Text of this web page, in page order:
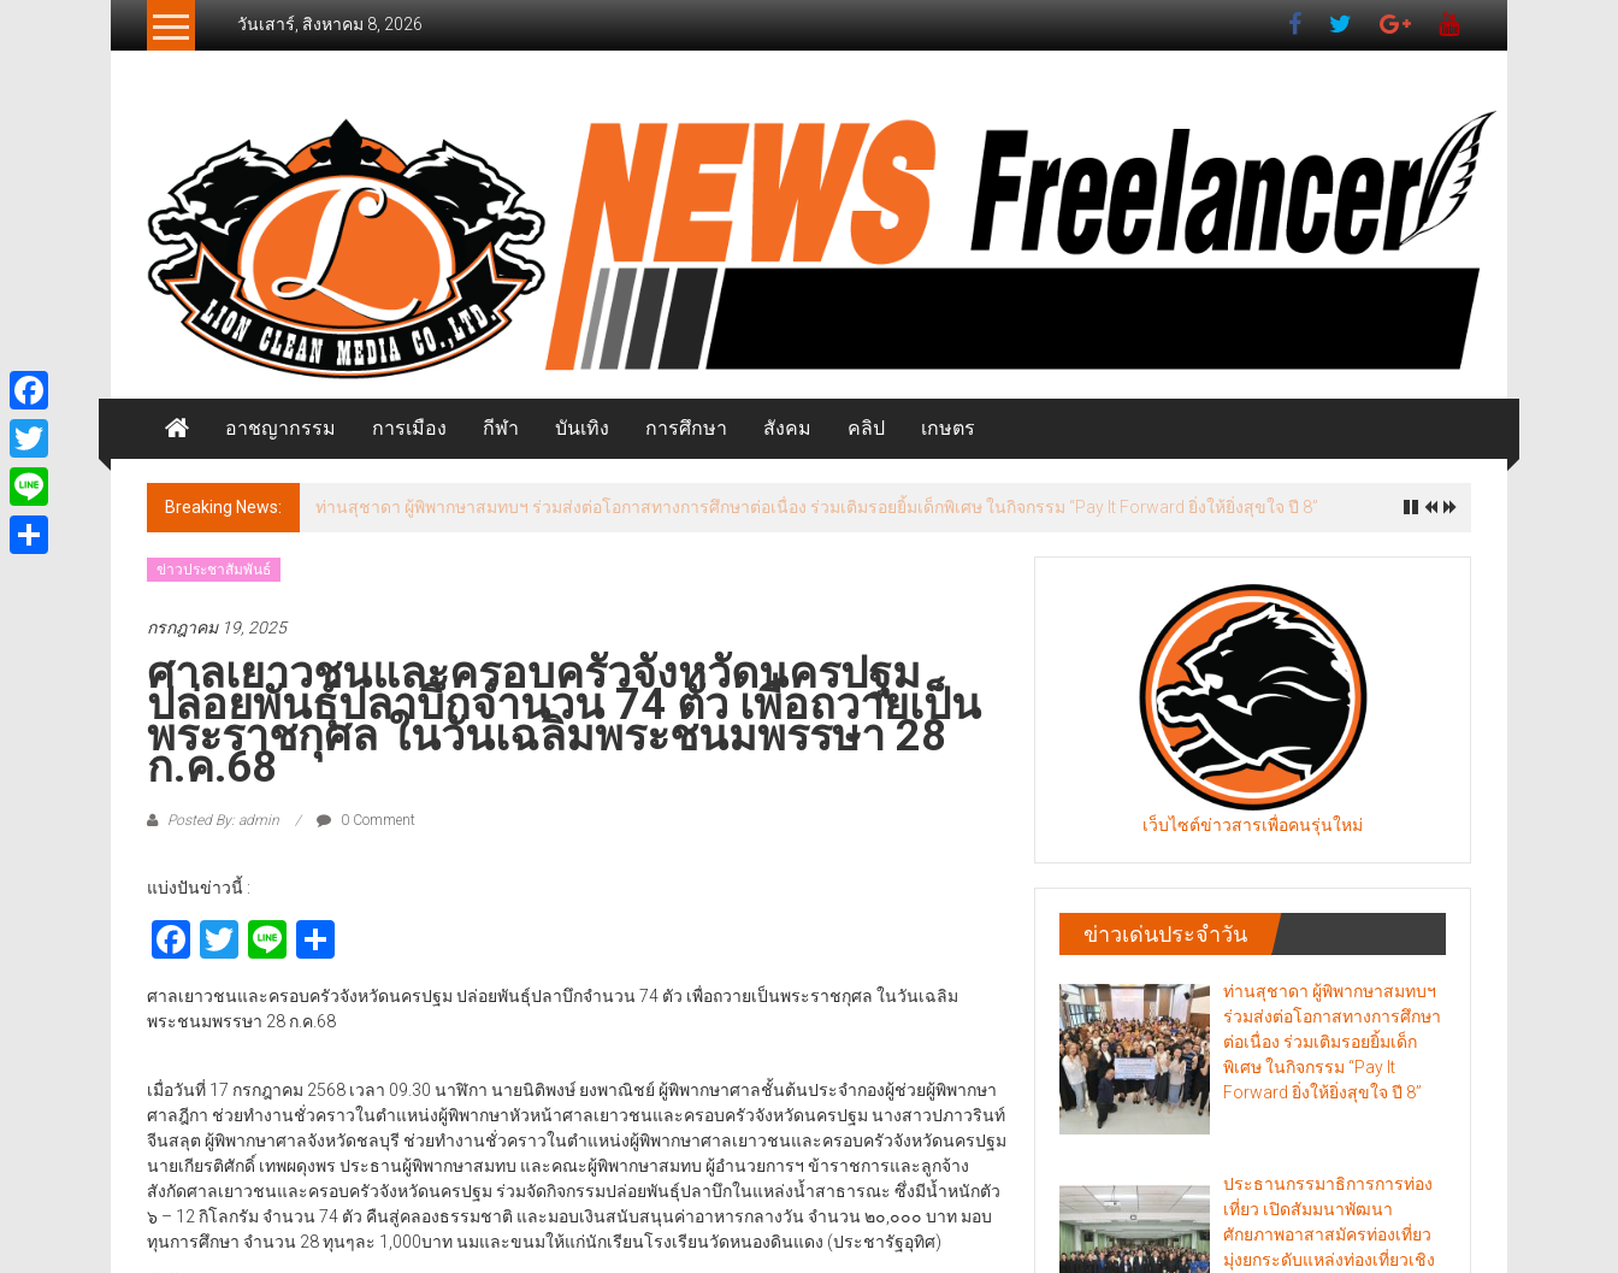
วันเสาร์, สิงหาคม 8, 2026
Freelancer
วส์
ฟรี
แลน
เซอร์
อาชญากรรม การเมือง กีฬา บันเทิง การศึกษา สังคม คลิป เกษตร
Breaking News: ประธานกรรมาธิการการท่องเที่ยว เปิดสัมมนาพัฒนาศักยภาพอาสาสมัครท่องเที่ยว มุ่งยกระดับแหล่งท่องเที่ยวเชิงวัฒนธรรมจังหวัดนครปฐม
ข่าวประชาสัมพันธ์
กรกฎาคม 19, 2025
ศาลเยาวชนและครอบครัวจังหวัดนครปฐม
ปล่อยพันธุ์ปลาบึกจำนวน 74 ตัว เพื่อถวายเป็น
พระราชกุศล ในวันเฉลิมพระชนมพรรษา 28
ก.ค.68
Posted By: admin 0 Comment
แบ่งปันข่าวนี้ :
Facebook
Twitter
Line
ศาลเยาวชนและครอบครัวจังหวัดนครปฐม ปล่อยพันธุ์ปลาบึกจำนวน 74 ตัว เพื่อถวายเป็นพระราชกุศล ในวันเฉลิม
พระชนมพรรษา 28 ก.ค.68
เมื่อวันที่ 17 กรกฎาคม 2568 เวลา 09.30 นาฬิกา นายนิติพงษ์ ยงพาณิชย์ ผู้พิพากษาศาลชั้นต้นประจำกองผู้ช่วยผู้พิพากษา
ศาลฎีกา ช่วยทำงานชั่วคราวในตำแหน่งผู้พิพากษาหัวหน้าศาลเยาวชนและครอบครัวจังหวัดนครปฐม นางสาวปภาวรินท์
จีนสลุต ผู้พิพากษาศาลจังหวัดชลบุรี ช่วยทำงานชั่วคราวในตำแหน่งผู้พิพากษาศาลเยาวชนและครอบครัวจังหวัดนครปฐม
นายเกียรติศักดิ์ เทพผดุงพร ประธานผู้พิพากษาสมทบ และคณะผู้พิพากษาสมทบ ผู้อำนวยการฯ ข้าราชการและลูกจ้าง
สังกัดศาลเยาวชนและครอบครัวจังหวัดนครปฐม ร่วมจัดกิจกรรมปล่อยพันธุ์ปลาบึกในแหล่งน้ำสาธารณะ ซึ่งมีน้ำหนักตัว
๖ – 12 กิโลกรัม จำนวน 74 ตัว คืนสู่คลองธรรมชาติ และมอบเงินสนับสนุนค่าอาหารกลางวัน จำนวน ๒๐,๐๐๐ บาท มอบ
ทุนการศึกษา จำนวน 28 ทุนๆละ 1,000บาท นมและขนมให้แก่นักเรียนโรงเรียนวัดหนองดินแดง (ประชารัฐอุทิศ)
เว็บไซต์ข่าวสารเพื่อคนรุ่นใหม่
ข่าวเด่นประจำวัน
ท่านสุชาดา ผู้พิพากษาสมทบฯ
ร่วมส่งต่อโอกาสทางการศึกษา
ต่อเนื่อง ร่วมเติมรอยยิ้มเด็ก
พิเศษ ในกิจกรรม “Pay It
Forward ยิ่งให้ยิ่งสุขใจ ปี 8”
ประธานกรรมาธิการการท่อง
เที่ยว เปิดสัมมนาพัฒนา
ศักยภาพอาสาสมัครท่องเที่ยว
มุ่งยกระดับแหล่งท่องเที่ยวเชิง
Facebook
Twitter
Line